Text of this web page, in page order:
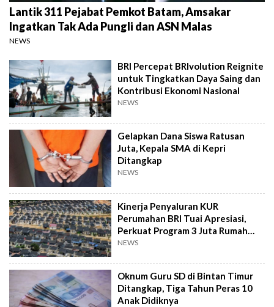
Lantik 311 Pejabat Pemkot Batam, Amsakar
Ingatkan Tak Ada Pungli dan ASN Malas
NEWS
BRI Percepat BRIvolution Reignite
untuk Tingkatkan Daya Saing dan
Kontribusi Ekonomi Nasional
NEWS
Gelapkan Dana Siswa Ratusan
Juta, Kepala SMA di Kepri
Ditangkap
NEWS
Kinerja Penyaluran KUR
Perumahan BRI Tuai Apresiasi,
Perkuat Program 3 Juta Rumah
Pemerintah
NEWS
Oknum Guru SD di Bintan Timur
Ditangkap, Tiga Tahun Peras 10
Anak Didiknya